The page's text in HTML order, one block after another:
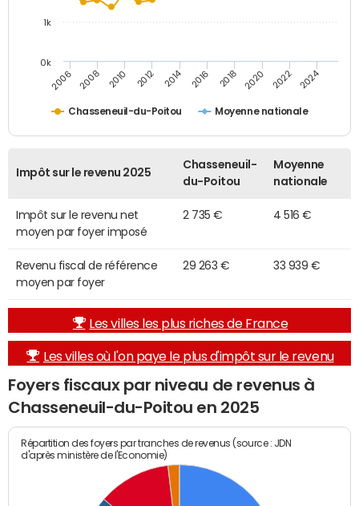
Chasseneuil-du-Poitou Moyenne nationale
2006 2008 2010 2012 2014 2016 2018 2020 2022 2024
0k
1k
Impôt sur le revenu 2025
Chasseneuil-
du-Poitou
Moyenne
nationale
Impôt sur le revenu net
moyen par foyer imposé
2 735 € 4 516 €
Revenu fiscal de référence
moyen par foyer
29 263 € 33 939 €
Les villes les plus riches de France
Les villes où l'on paye le plus d'impôt sur le revenu
Foyers fiscaux par niveau de revenus à
Chasseneuil-du-Poitou en 2025
Répartition des foyers par tranches de revenus (source : JDN
d'après ministère de l'Economie)